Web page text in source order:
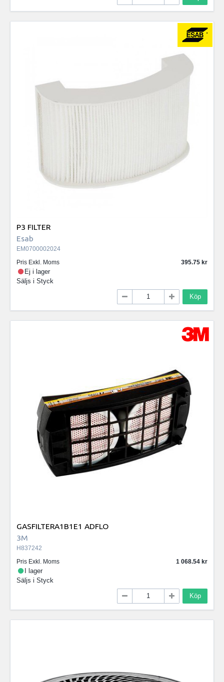
P3 FILTER
Esab
EM0700002024
Pris Exkl. Moms
395.75
Ej i lager
Säljs i Styck
Köp
GASFILTERA1B1E1 ADFLO
3M
H837242
Pris Exkl. Moms
1 068.54
I lager
Säljs i Styck
Köp